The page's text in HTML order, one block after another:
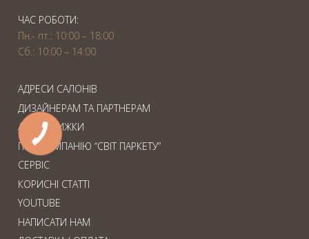
ЧАС РОБОТИ:
Пн.- пт.: 10:00 – 18:00
Сб.: 10:00 – 14:00
АДРЕСИ САЛОНІВ
ДИЗАЙНЕРАМ ТА ПАРТНЕРАМ
АКЦІЇ. ЗНИЖКИ
ПРО КОМПАНІЮ “СВІТ ПАРКЕТУ”
СЕРВІС
КОРИСНІ СТАТТІ
YOUTUBE
НАПИСАТИ НАМ